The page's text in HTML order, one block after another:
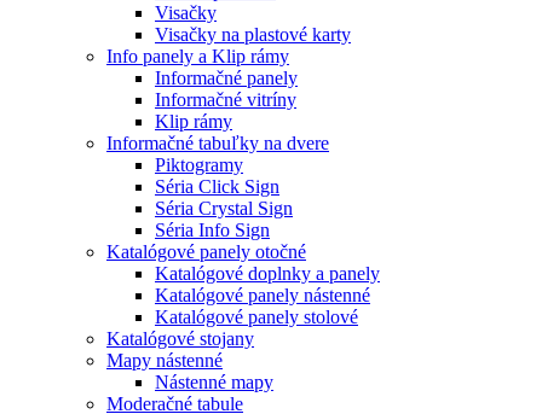
Visačky
Visačky na plastové karty
Info panely a Klip rámy
Informačné panely
Informačné vitríny
Klip rámy
Informačné tabuľky na dvere
Piktogramy
Séria Click Sign
Séria Crystal Sign
Séria Info Sign
Katalógové panely otočné
Katalógové doplnky a panely
Katalógové panely nástenné
Katalógové panely stolové
Katalógové stojany
Mapy nástenné
Nástenné mapy
Moderačné tabule